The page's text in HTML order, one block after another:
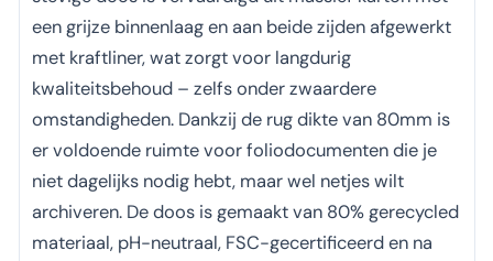
een grijze binnenlaag en aan beide zijden afgewerkt
met kraftliner, wat zorgt voor langdurig
kwaliteitsbehoud – zelfs onder zwaardere
omstandigheden. Dankzij de rug dikte van 80mm is
er voldoende ruimte voor foliodocumenten die je
niet dagelijks nodig hebt, maar wel netjes wilt
archiveren. De doos is gemaakt van 80% gerecycled
materiaal, pH-neutraal, FSC-gecertificeerd en na